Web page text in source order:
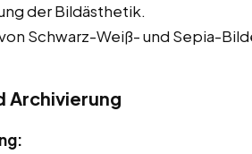
der Bildästhetik.
Schwarz-Weiß- und Sepia-
Archivierung